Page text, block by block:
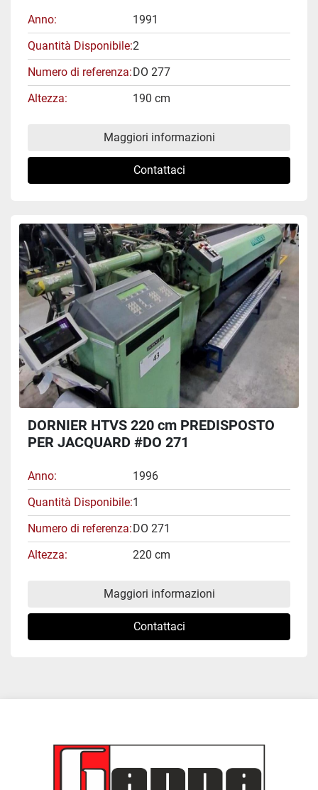
Anno
1991
Quantità Disponibile 2
Numero di referenza DO 277
Altezza
190 cm
Maggiori informazioni
Contattaci
DORNIER HTVS 220 cm PREDISPOSTO
PER JACQUARD #DO 271
Anno
1996
Quantità Disponibile 1
Numero di referenza DO 271
Altezza
220 cm
Maggiori informazioni
Contattaci